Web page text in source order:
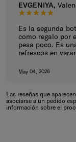
EVGENIYA,
5 de 5
Es la segunda
como regalo por
pesa poco. Es
refrescos en
May 04, 2026
Las reseñas que
asociarse a un pedido
información sobre el